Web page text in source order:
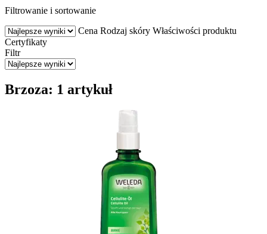
Filtrowanie i sortowanie
Cena Rodzaj skóry Właściwości produktu
Certyfikaty
Filtr
Brzoza: 1 artykuł